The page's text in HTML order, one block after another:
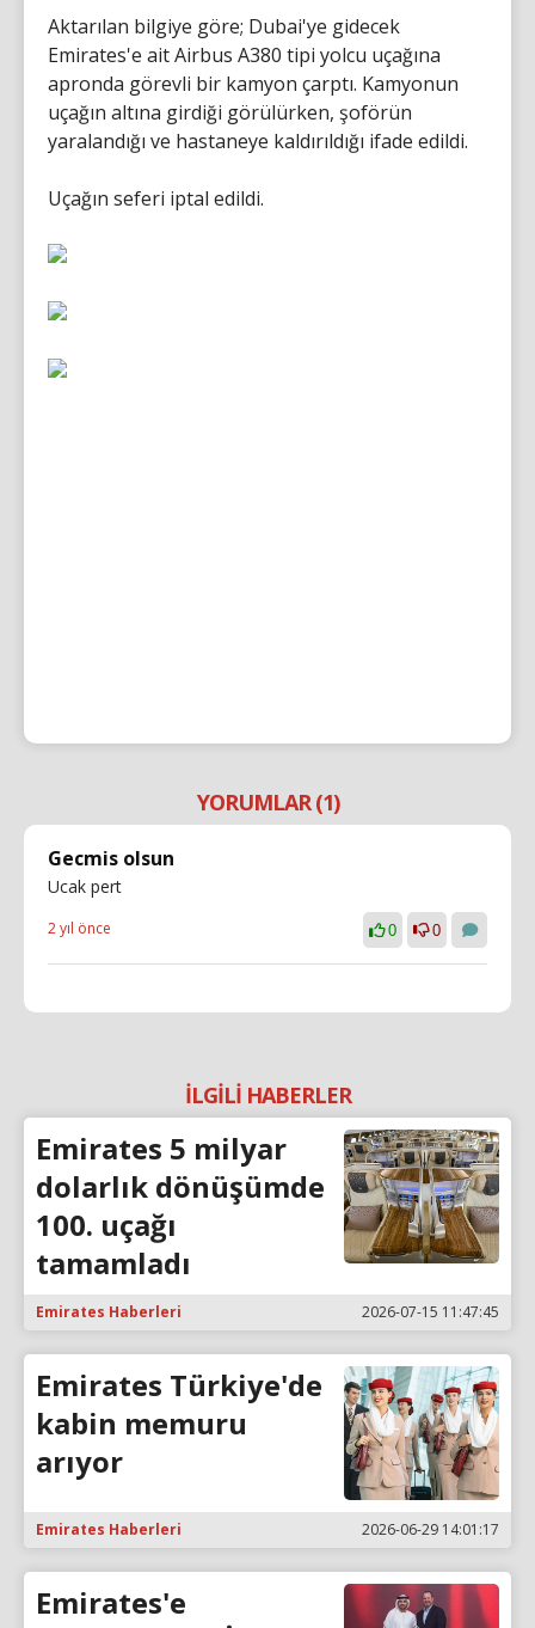
Aktarılan bilgiye göre; Dubai'ye gidecek
Emirates'e ait Airbus A380 tipi yolcu uçağına
apronda görevli bir kamyon çarptı. Kamyonun
uçağın altına girdiği görülürken, şoförün
yaralandığı ve hastaneye kaldırıldığı ifade edildi.
Uçağın seferi iptal edildi.
YORUMLAR (1)
Gecmis olsun
Ucak pert
2 yıl önce 0 0
İLGİLİ HABERLER
Emirates 5 milyar
dolarlık dönüşümde
100. uçağı
tamamladı
Emirates Haberleri 2026-07-15 11:47:45
Emirates Türkiye'de
kabin memuru
arıyor
Emirates Haberleri 2026-06-29 14:01:17
Emirates'e